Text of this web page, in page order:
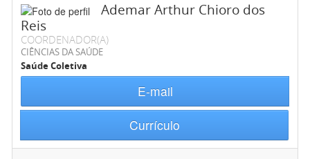
Ademar Arthur Chioro dos
Reis
COORDENADOR(A)
CIÊNCIAS DA SAÚDE
Saúde Coletiva
E-mail
Currículo